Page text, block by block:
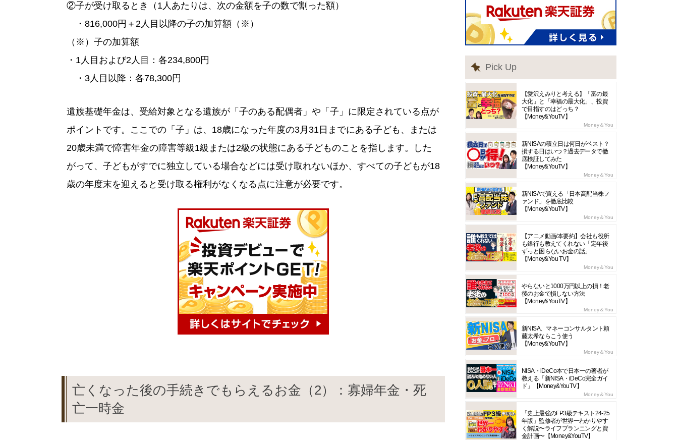
②子が受け取るとき（1人あたりは、次の金額を子の数で割った額）
・816,000円＋2人目以降の子の加算額（※）
（※）子の加算額
・1人目および2人目：各234,800円
・3人目以降：各78,300円
遺族基礎年金は、受給対象となる遺族が「子のある配偶者」や「子」に限定されている点が
ポイントです。ここでの「子」は、18歳になった年度の3月31日までにある子ども、または
20歳未満で障害年金の障害等級1級または2級の状態にある子どものことを指します。した
がって、子どもがすでに独立している場合などには受け取れないほか、すべての子どもが18
歳の年度末を迎えると受け取る権利がなくなる点に注意が必要です。
亡くなった後の手続きでもらえるお金（2）：寡婦年金・死
亡一時金
Pick Up
【愛沢えみりと考える】「富の最
大化」と「幸福の最大化」、投資
で目指すのはどっち？
【Money&YouTV】
Money＆You
新NISAの積立日は何日がベスト？
損する日はいつ？過去データで徹
底検証してみた
【Money&YouTV】
Money＆You
新NISAで買える「日本高配当株フ
ァンド」を徹底比較
【Money&YouTV】
Money＆You
【アニメ動画/本要約】会社も役所
も銀行も教えてくれない「定年後
ずっと困らないお金の話」
【Money&You TV】
Money＆You
やらないと1000万円以上の損！老
後のお金で損しない方法
【Money&YouTV】
Money＆You
新NISA、マネーコンサルタント頼
藤太希ならこう使う
【Money&YouTV】
Money＆You
NISA・iDeCo本で日本一の著者が
教える「新NISA・iDeCo完全ガイ
ド」【Money&YouTV】
Money＆You
「史上最強のFP3級テキスト24-25
年版」監修者が世界一わかりやす
く解説〜ライフプランニングと資
金計画〜【Money&YouTV】